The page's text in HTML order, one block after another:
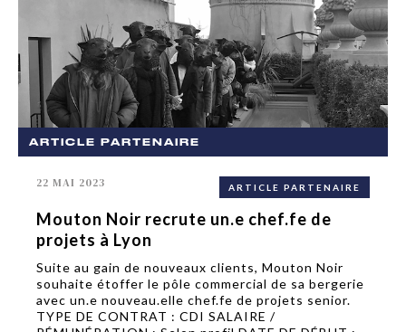
ARTICLE PARTENAIRE
ARTICLE PARTENAIRE
22 MAI 2023
Mouton Noir recrute un.e chef.fe de
projets à Lyon
Suite au gain de nouveaux clients, Mouton Noir
souhaite étoffer le pôle commercial de sa bergerie
avec un.e nouveau.elle chef.fe de projets senior.
TYPE DE CONTRAT : CDI SALAIRE /